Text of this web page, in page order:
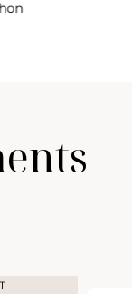
DÉGUSTATION